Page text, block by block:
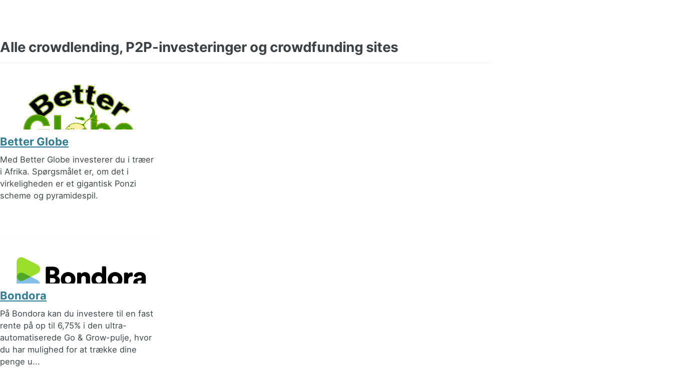
Alle crowdlending, P2P-investeringer og crowdfunding sites
Better Globe
Med Better Globe investerer du i træer
i Afrika. Spørgsmålet er, om det i
virkeligheden er et gigantisk Ponzi
scheme og pyramidespil.
Bondora
På Bondora kan du investere til en fast
rente på op til 6,75% i den ultra-
automatiserede Go & Grow-pulje, hvor
du har mulighed for at trække dine
penge u...